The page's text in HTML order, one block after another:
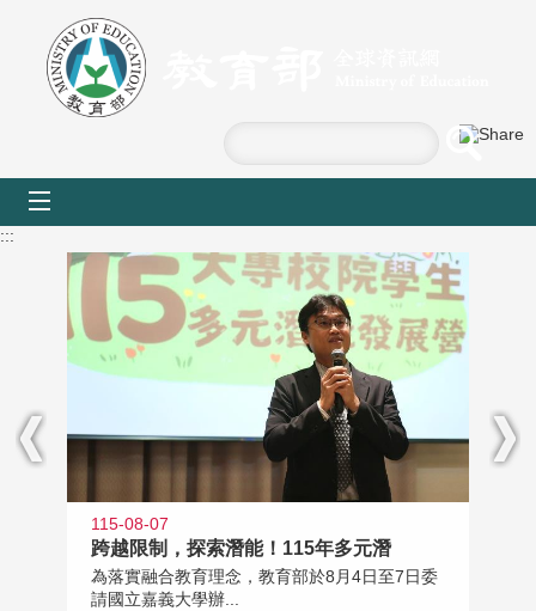
跳到主要內容區塊
:::
115-08-07
跨越限制，探索潛能！115年多元潛
為落實融合教育理念，教育部於8月4日至7日委
請國立嘉義大學辦...